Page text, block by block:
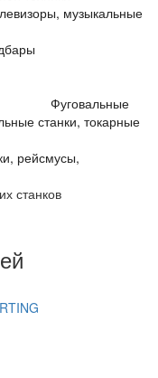
музыкальные
Фуговальные
станки, токарные
рейсмусы,